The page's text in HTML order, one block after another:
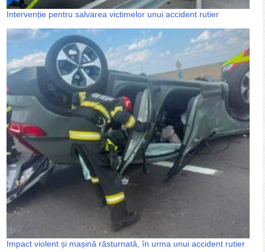
Intervenție pentru salvarea victimelor unui accident rutier
Impact violent și mașină răsturnată, în urma unui accident rutier